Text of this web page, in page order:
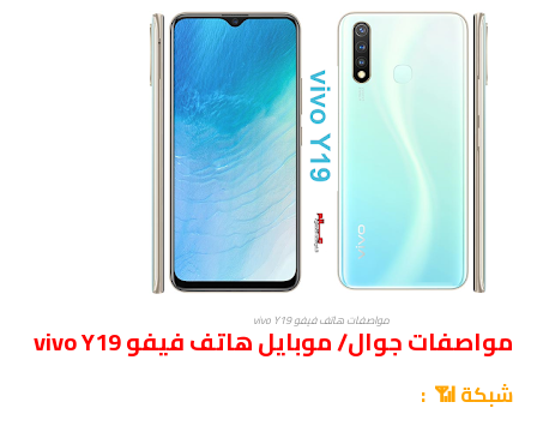
مواصفات هاتف فيفو vivo Y19
مواصفات جوال/ موبايل هاتف فيفو vivo Y19
شبكة 📶 :